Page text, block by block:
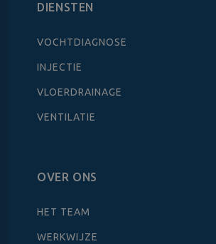
DIENSTEN
VOCHTDIAGNOSE
INJECTIE
VLOERDRAINAGE
VENTILATIE
OVER ONS
HET TEAM
WERKWIJZE